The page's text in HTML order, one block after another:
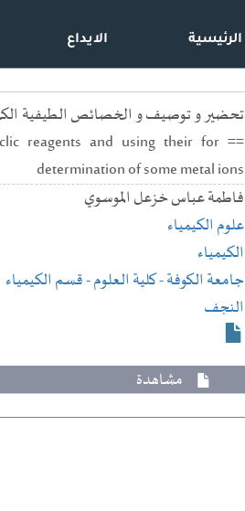
الرئيسية الايداع
تحضير و توصيف و الخصائص الطيفية
reagents and using their for
determination of some metal ions
فاطمة عباس خزعل الموسوي
علوم الكيمياء
الكيمياء
جامعة الكوفة- كلية العلوم- قسم الكيمياء
النجف
مشاهدة